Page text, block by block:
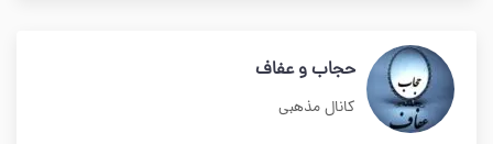
حجاب و عفاف
کانال مذهبی